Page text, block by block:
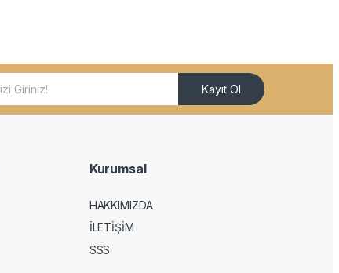
Kayıt Ol
Kurumsal
HAKKIMIZDA
İLETİŞİM
SSS